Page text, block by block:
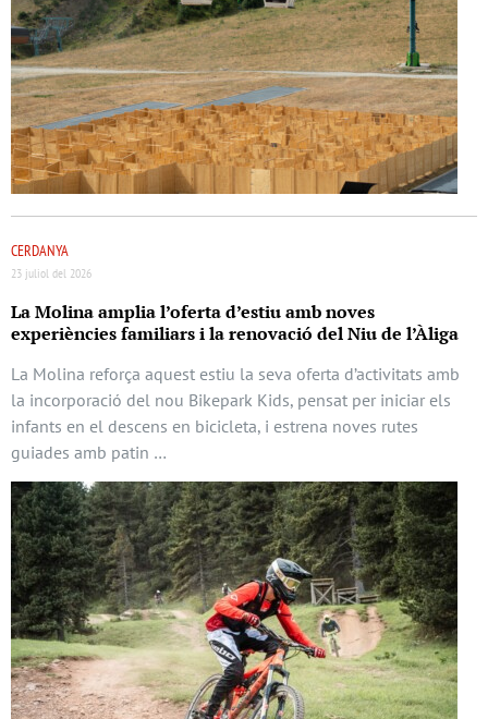
CERDANYA
23 juliol del 2026
La Molina amplia l’oferta d’estiu amb noves
experiències familiars i la renovació del Niu de l’Àliga
La Molina reforça aquest estiu la seva oferta d’activitats amb
la incorporació del nou Bikepark Kids, pensat per iniciar els
infants en el descens en bicicleta, i estrena noves rutes
guiades amb patin …